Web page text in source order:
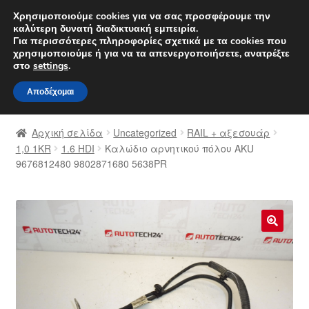
ΑΠΟΣΤΟΛΗ από 7 EUR
Δευτέρα-Παρ. 9 π.μ. - 4 μ.μ.
Απευθείας
μετάβαση
στην
πλοήγηση
Μετάβαση
σε
περιεχόμενο
Αρχική
Διαδικασία Παραπόνων
Μεταφορά
Αρχική σελίδα Uncategorized
RAIL + αξεσουάρ
1,0 1KR
1.6 HDI
Καλώδιο αρνητικού πόλου AKU
9676812480 9802871680 5638PR
🔍
Χρησιμοποιούμε cookies για να σας προσφέρουμε την
καλύτερη δυνατή διαδικτυακή εμπειρία.
Για περισσότερες πληροφορίες σχετικά με τα cookies που
χρησιμοποιούμε ή για να τα απενεργοποιήσετε, ανατρέξτε
στο settings.
Αποδέχομαι